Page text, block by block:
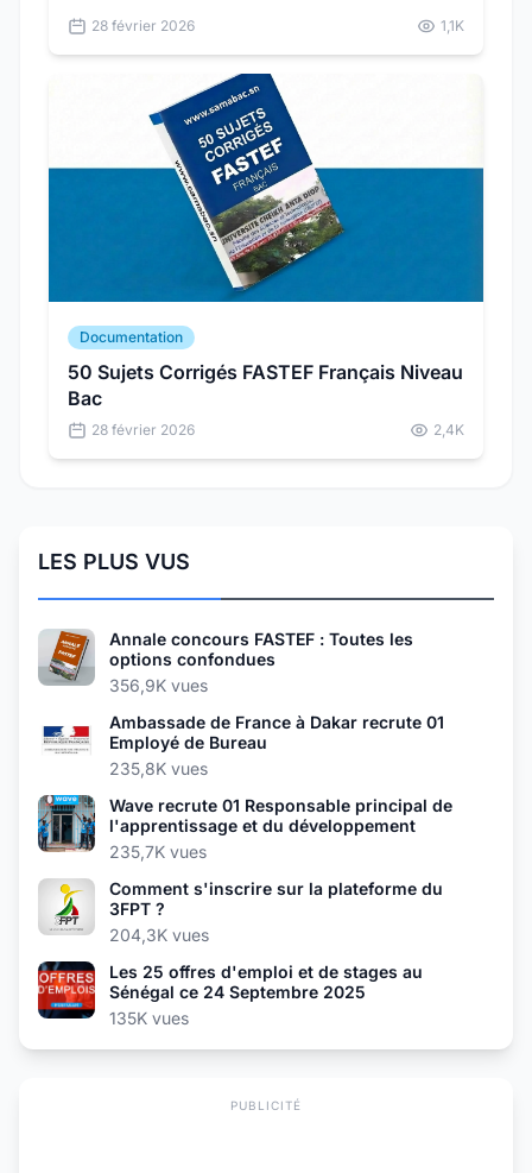
détaillés pour vous préparer dans les conditions
réelles du concours.
28 février 2026 1,1K
Documentation
50 Sujets Corrigés FASTEF Français Niveau
Bac
28 février 2026 2,4K
LES PLUS VUS
Annale concours FASTEF : Toutes les
options confondues
356,9K vues
Ambassade de France à Dakar recrute 01
Employé de Bureau
235,8K vues
Wave recrute 01 Responsable principal de
l'apprentissage et du développement
235,7K vues
Comment s'inscrire sur la plateforme du
3FPT ?
204,3K vues
Les 25 offres d'emploi et de stages au
Sénégal ce 24 Septembre 2025
135K vues
PUBLICITÉ